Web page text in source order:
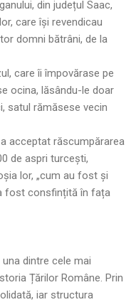
din județul Saac,
care își revendicau
domni bătrâni, de la
care îi împovărase pe
ocina, lăsându-le doar
satul rămăsese vecin
acceptat răscumpărarea
de aspri turcești,
lor, „cum au fost și
fost consfințită în fața
dintre cele mai
Țărilor Române. Prin
iar structura